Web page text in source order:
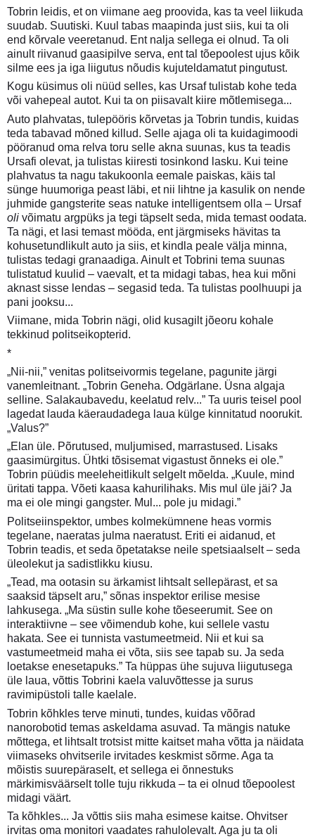
Tobrin leidis, et on viimane aeg proovida, kas ta veel liikuda
suudab. Suutiski. Kuul tabas maapinda just siis, kui ta oli
end kõrvale veeretanud. Ent nalja sellega ei olnud. Ta oli
ainult riivanud gaasipilve serva, ent tal tõepoolest ujus kõik
silme ees ja iga liigutus nõudis kujuteldamatut pingutust.
Kogu küsimus oli nüüd selles, kas Ursaf tulistab kohe teda
või vahepeal autot. Kui ta on piisavalt kiire mõtlemisega...
Auto plahvatas, tulepööris kõrvetas ja Tobrin tundis, kuidas
teda tabavad mõned killud. Selle ajaga oli ta kuidagimoodi
pööranud oma relva toru selle akna suunas, kus ta teadis
Ursafi olevat, ja tulistas kiiresti tosinkond lasku. Kui teine
plahvatus ta nagu takukoonla eemale paiskas, käis tal
sünge huumoriga peast läbi, et nii lihtne ja kasulik on nende
juhmide gangsterite seas natuke intelligentsem olla – Ursaf
oli võimatu argpüks ja tegi täpselt seda, mida temast oodata.
Ta nägi, et lasi temast mööda, ent järgmiseks hävitas ta
kohusetundlikult auto ja siis, et kindla peale välja minna,
tulistas tedagi granaadiga. Ainult et Tobrini tema suunas
tulistatud kuulid – vaevalt, et ta midagi tabas, hea kui mõni
aknast sisse lendas – segasid teda. Ta tulistas poolhuupi ja
pani jooksu...
Viimane, mida Tobrin nägi, olid kusagilt jõeoru kohale
tekkinud politseikopterid.
*
„Nii-nii,” venitas politseivormis tegelane, pagunite järgi
vanemleitnant. „Tobrin Geneha. Odgärlane. Üsna algaja
selline. Salakaubavedu, keelatud relv...” Ta uuris teisel pool
lagedat lauda käeraudadega laua külge kinnitatud noorukit.
„Valus?”
„Elan üle. Põrutused, muljumised, marrastused. Lisaks
gaasimürgitus. Ühtki tõsisemat vigastust õnneks ei ole.”
Tobrin püüdis meeleheitlikult selgelt mõelda. „Kuule, mind
üritati tappa. Võeti kaasa kahurilihaks. Mis mul üle jäi? Ja
ma ei ole mingi gangster. Mul... pole ju midagi.”
Politseiinspektor, umbes kolmekümnene heas vormis
tegelane, naeratas julma naeratust. Eriti ei aidanud, et
Tobrin teadis, et seda õpetatakse neile spetsiaalselt – seda
üleolekut ja sadistlikku kiusu.
„Tead, ma ootasin su ärkamist lihtsalt sellepärast, et sa
saaksid täpselt aru,” sõnas inspektor erilise mesise
lahkusega. „Ma süstin sulle kohe tõeseerumit. See on
interaktiivne – see võimendub kohe, kui sellele vastu
hakata. See ei tunnista vastumeetmeid. Nii et kui sa
vastumeetmeid maha ei võta, siis see tapab su. Ja seda
loetakse enesetapuks.” Ta hüppas ühe sujuva liigutusega
üle laua, võttis Tobrini kaela valuvõttesse ja surus
ravimipüstoli talle kaelale.
Tobrin kõhkles terve minuti, tundes, kuidas võõrad
nanorobotid temas askeldama asuvad. Ta mängis natuke
mõttega, et lihtsalt trotsist mitte kaitset maha võtta ja näidata
viimaseks ohvitserile irvitades keskmist sõrme. Aga ta
mõistis suurepäraselt, et sellega ei õnnestuks
märkimisväärselt tolle tuju rikkuda – ta ei olnud tõepoolest
midagi väärt.
Ta kõhkles... Ja võttis siis maha esimese kaitse. Ohvitser
irvitas oma monitori vaadates rahulolevalt. Aga ju ta oli